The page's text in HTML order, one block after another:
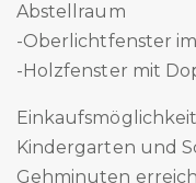
Abstellraum
-Oberlichtfenster
-Holzfenster mit
Kindergarten und
Gehminuten